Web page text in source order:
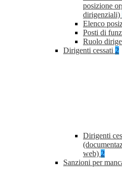
posizione
dirigenziali)
Elenco
Posti di
Ruolo
Dirigenti cessati 2
Dirigenti
web) 2
Sanzioni per